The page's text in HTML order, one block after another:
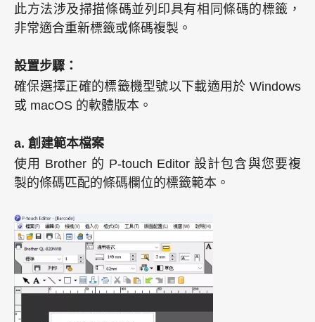
此方法涉及掃描條碼並列印具有相同條碼的標籤，
非常適合重新標籤或條碼複製。
設置步驟：
確保選擇正確的標籤機型號以下載適用於 Windows
或 macOS 的軟體版本。
a. 創建範本檔案
使用 Brother 的 P-touch Editor 設計包含與您要複
製的條碼匹配的條碼欄位的標籤範本。